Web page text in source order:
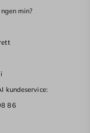
min?
kundeservice:
86